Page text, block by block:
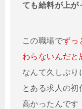
ても給料が上が
この職場でずっ
わらないんだと
なんて久しぶり
とある求人の初
高かったんです